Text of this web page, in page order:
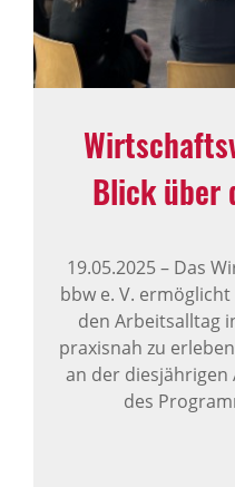
Blick über
19.05.2025–Das
bbw e. V.
den Arbeitsalltag
praxisnah zu
an der
des